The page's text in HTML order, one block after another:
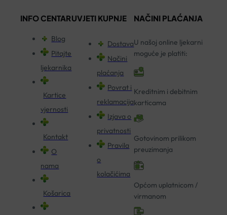
INFO CENTAR
Blog
Pitajte
ljekarnika
Kartice
vjernosti
Kontakt
O
nama
Košarica
UVJETI KUPNJE
Dostava
Načini
plaćanja
Povrat i
reklamacija
Izjava o
privatnosti
Pravila
o
kolačićima
NAČINI PLAĆANJA
U našoj online ljekarni
moguće je platiti:
Kreditnim i debitnim
karticama
Gotovinom prilikom
preuzimanja
Općom uplatnicom /
virmanom